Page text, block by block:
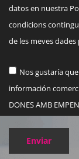
datos en nuestra
condicions
de les meves
Nos gustaría
información
DONES AMB
Enviar